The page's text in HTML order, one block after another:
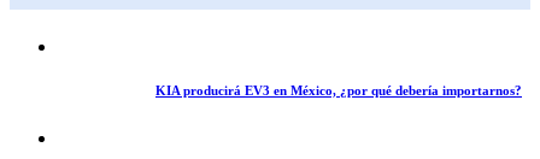
KIA producirá EV3 en México, ¿por qué debería importarnos?